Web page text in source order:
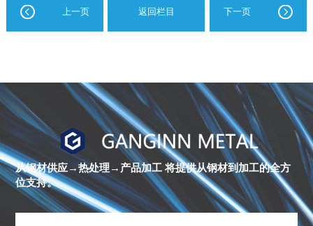
上一页 返回栏目 下一页
进
镍
合
金
棒
材
库
清
从钢材供应→热处理→产品加工将提供从钢材到加工的全方
位支持。